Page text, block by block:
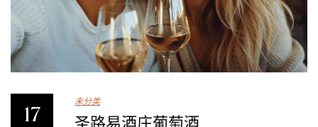
17 未分类
圣路易酒庄葡萄酒